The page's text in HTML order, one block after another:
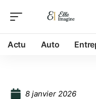
Actu Auto
8 janvier 2026